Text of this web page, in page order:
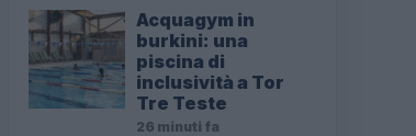
Acquagym in
burkini: una
piscina di
inclusività a Tor
Tre Teste
26 minuti fa